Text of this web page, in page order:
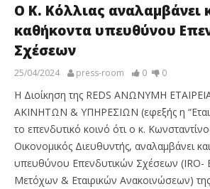
Ο Κ. Κόλλιας αναλαμβάνει
καθήκοντα υπευθύνου
Σχέσεων
25/04/2024 press-room 0 0
Η Διοίκηση της REDS ΑΝΩΝΥΜΗ
ΑΚΙΝΗΤΩΝ & ΥΠΗΡΕΣΙΩΝ (εφεξής η
το επενδυτικό κοινό ότι o κ.
Οικονομικός Διευθυντής, αναλαμβάνει
υπευθύνου Επενδυτικών Σχέσεων (IRO-
Μετόχων & Εταιρικών Ανακοινώσεων) της